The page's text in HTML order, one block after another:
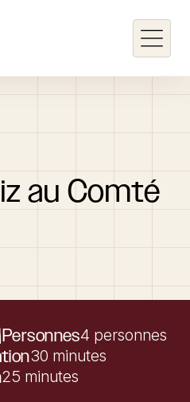
au Comté
Personnes4 personnes
30 minutes
25 minutes